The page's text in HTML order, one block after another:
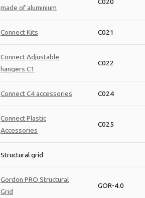
made of aluminium
Connect Kits C021
Connect Adjustable
hangers C1
C022
Connect C4 accessories C024
Connect Plastic
Accessories
C025
Structural grid
Gordon PRO Structural
Grid
GOR-4.0